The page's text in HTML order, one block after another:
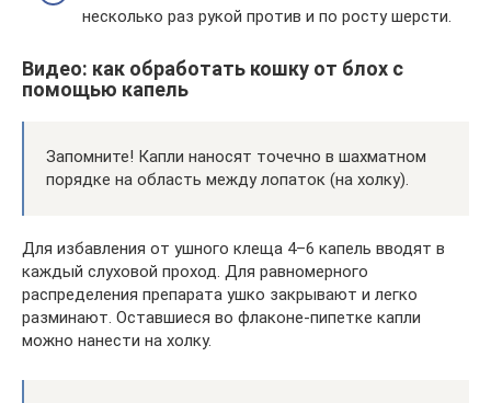
несколько раз рукой против и по росту шерсти.
Видео: как обработать кошку от блох с
помощью капель
Запомните! Капли наносят точечно в шахматном
порядке на область между лопаток (на холку).
Для избавления от ушного клеща 4–6 капель вводят в
каждый слуховой проход. Для равномерного
распределения препарата ушко закрывают и легко
разминают. Оставшиеся во флаконе-пипетке капли
можно нанести на холку.